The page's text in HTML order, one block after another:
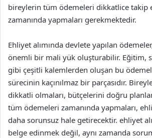
bireylerin tüm ödemeleri dikkatlice takip
zamanında yapmaları gerekmektedir.
Ehliyet alımında devlete yapılan
önemli bir mali yük oluşturabilir. Eğitim,
gibi çeşitli kalemlerden oluşan bu
sürecinin kaçınılmaz bir parçasıdır.
dikkatli olmaları, bütçelerini doğru
tüm ödemeleri zamanında yapmaları,
daha sorunsuz hale getirecektir. ehliyet
belge edinmek değil, aynı zamanda